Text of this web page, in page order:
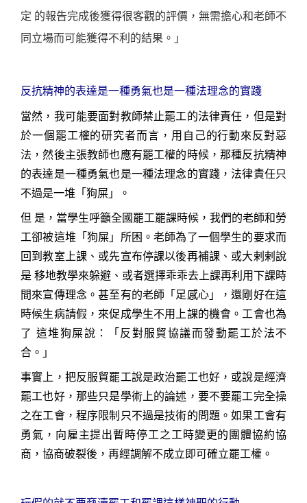
定 的報告完成後獲得很客觀的評價，無需擔心和老師不
同立場而可能獲得不利的結果。」
反抗精神的表達是一種勇氣也是一種法理念的實踐
當然，我可能要面對教師禁止罷工的法律責任，但是對
於一個罷工權的研究者而言，用自己的行動來反對惡
法，然後主張教師也應有罷工權的時候，那種反抗精神
的表達是一種勇氣也是一種法理念的實踐，法律責任只
不過是一堆「狗屎」。
但 是，當學生呼籲全國罷工罷課時候，我們的老師和勞
工卻被這堆「狗屎」所困。老師為了一個學生的要求而
回到教室上課、或先宣布停課以後再補課、或大剌剌說
是 移地教學來躲避、或者選擇乖乖去上課再利用下課時
間來宣傳理念。甚至有的老師「足感心」，還剛好在這
時候生病請假，來促成學生不用上課的機會。工會也為
了 這堆狗屎說：「反對服貿協議而發動罷工於法不
合。」
事實上，把反服貿罷工說是政治罷工也好，或說是經濟
罷工也好，那些只是學術上的論述，要不要罷工完全操
之在工會，程序限制只不過是技術的問題。如果工會有
勇氣，向雇主提出暫時停工之工時變更的團體協約協
商，協商破裂後，再經調解不成立即可確立罷工權。